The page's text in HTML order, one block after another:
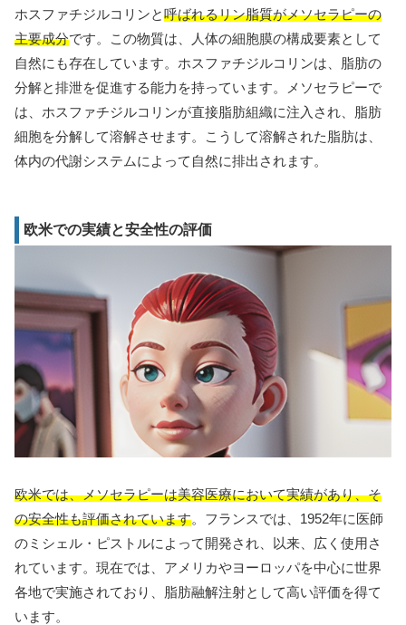
ホスファチジルコリンと呼ばれるリン脂質がメソセラピーの
主要成分です。この物質は、人体の細胞膜の構成要素として
自然にも存在しています。ホスファチジルコリンは、脂肪の
分解と排泄を促進する能力を持っています。メソセラピーで
は、ホスファチジルコリンが直接脂肪組織に注入され、脂肪
細胞を分解して溶解させます。こうして溶解された脂肪は、
体内の代謝システムによって自然に排出されます。
欧米での実績と安全性の評価
欧米では、メソセラピーは美容医療において実績があり、そ
の安全性も評価されています。フランスでは、1952年に医師
のミシェル・ピストルによって開発され、以来、広く使用さ
れています。現在では、アメリカやヨーロッパを中心に世界
各地で実施されており、脂肪融解注射として高い評価を得て
います。